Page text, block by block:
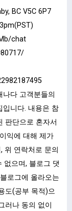
BC V5C 6P7
chat
다 고객분들의
입니다. 내용은 참
판단으로 혼자서
익에 대해 제가
위 연락처로 문의
없으며, 블로그 댓
로그에 올라오는
도(공부 목적)으
러나 동의 없이